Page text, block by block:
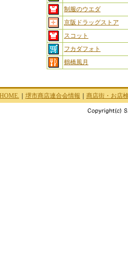
制服のウエダ
京阪ドラッグストア
スコット
フカダフォト
鶴橋風月
HOME. 堺市商店連合会情報 商店街・お店